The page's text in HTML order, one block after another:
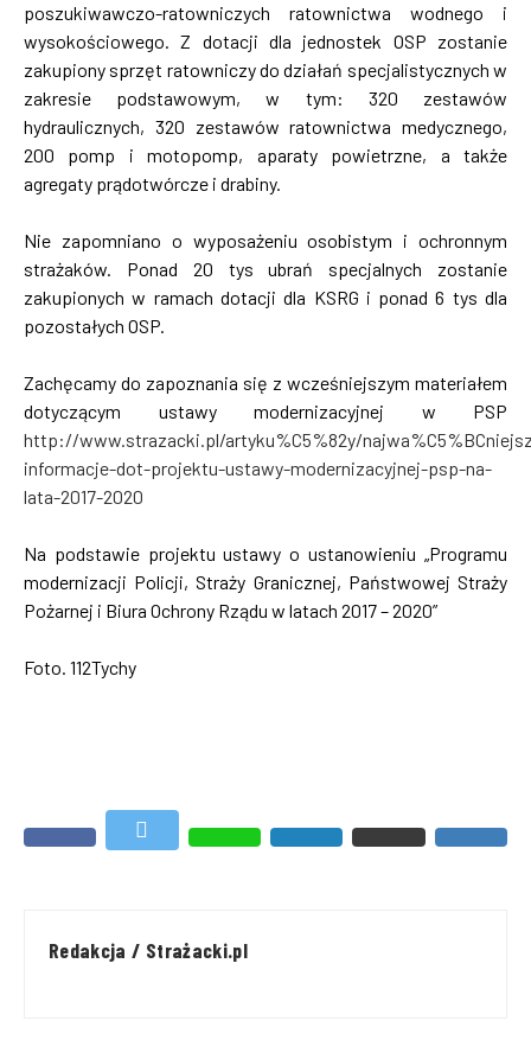
poszukiwawczo-ratowniczych ratownictwa wodnego i
wysokościowego. Z dotacji dla jednostek OSP zostanie
zakupiony sprzęt ratowniczy do działań specjalistycznych w
zakresie podstawowym, w tym: 320 zestawów
hydraulicznych, 320 zestawów ratownictwa medycznego,
200 pomp i motopomp, aparaty powietrzne, a także
agregaty prądotwórcze i drabiny.
Nie zapomniano o wyposażeniu osobistym i ochronnym
strażaków. Ponad 20 tys ubrań specjalnych zostanie
zakupionych w ramach dotacji dla KSRG i ponad 6 tys dla
pozostałych OSP.
Zachęcamy do zapoznania się z wcześniejszym materiałem
dotyczącym ustawy modernizacyjnej w PSP
http://www.strazacki.pl/artyku%C5%82y/
informacje-dot-projektu-ustawy-modernizacyjnej-psp-na-
lata-2017-2020
Na podstawie projektu ustawy o ustanowieniu „Programu
modernizacji Policji, Straży Granicznej, Państwowej Straży
Pożarnej i Biura Ochrony Rządu w latach 2017 – 2020”
Foto. 112Tychy
Redakcja / Strażacki.pl